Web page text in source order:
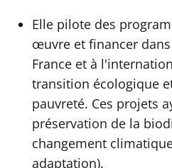
Elle pilote des
œuvre et financer
France et à
transition écologique
pauvreté. Ces projets
préservation de la
changement
adaptation).